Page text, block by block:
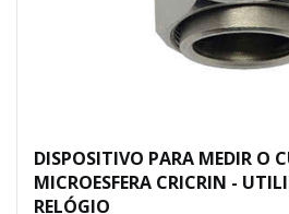
DISPOSITIVO PARA MEDIR O
MICROESFERA CRICRIN -
RELÓGIO